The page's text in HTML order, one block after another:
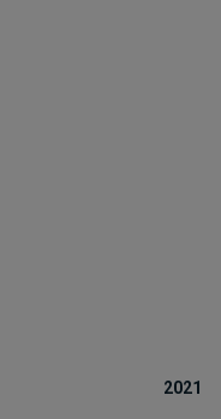
2021